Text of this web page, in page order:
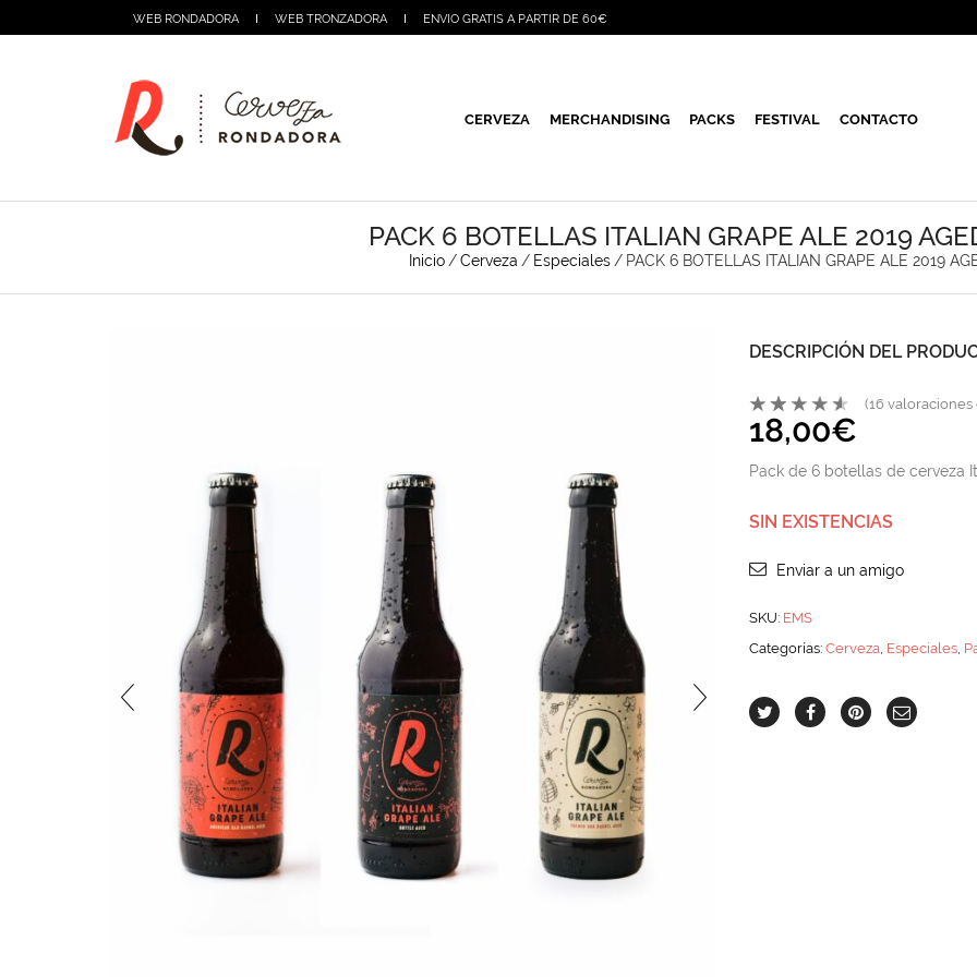
WEB RONDADORA WEB TRONZADORA ENVIO GRATIS A PARTIR DE 60€
CERVEZA MERCHANDISING PACKS FESTIVAL CONTACTO
PACK 6 BOTELLAS ITALIAN GRAPE ALE 2019
Inicio /Cerveza / Especiales / PACK 6 BOTELLAS ITALIAN GRAPE ALE 2019
DESCRIPCIÓN DEL
(16 valoraciones
18,00€
Pack de 6 botellas de cerveza
SIN EXISTENCIAS
Enviar a un amigo
SKU: EMS
Categorías: Cerveza, Especiales,